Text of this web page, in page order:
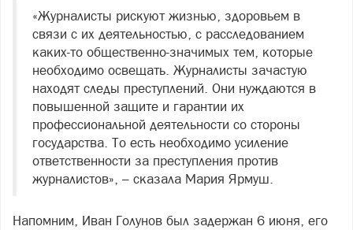
«Журналисты рискуют жизнью, здоровьем в
связи с их деятельностью, с расследованием
каких-то общественно-значимых тем, которые
необходимо освещать. Журналисты зачастую
находят следы преступлений. Они нуждаются в
повышенной защите и гарантии их
профессиональной деятельности со стороны
государства. То есть необходимо усиление
ответственности за преступления против
журналистов», – сказала Мария Ярмуш.
Напомним, Иван Голунов был задержан 6 июня, его